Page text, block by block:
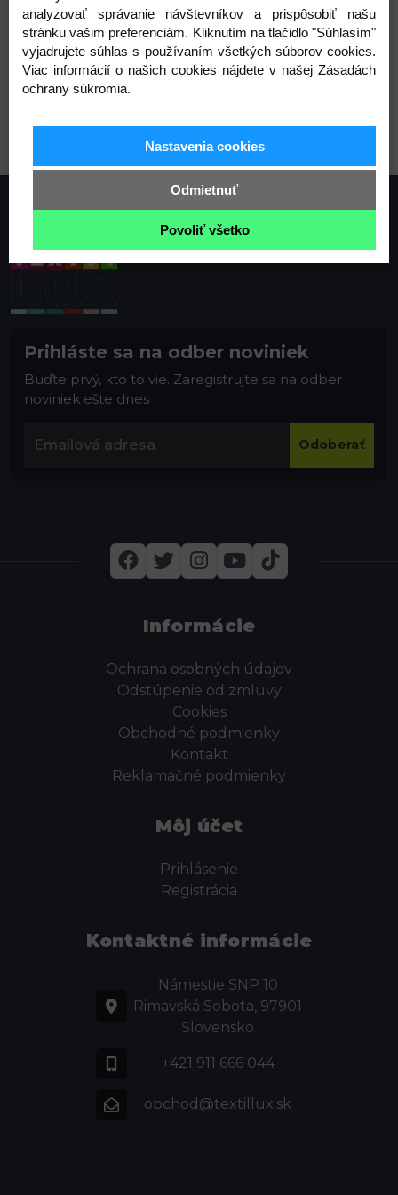
Prihláste sa na odber noviniek
Buďte prvý, kto to vie. Zaregistrujte sa na odber
noviniek ešte dnes
Odoberať
Informácie
Ochrana osobných údajov
Odstúpenie od zmluvy
Cookies
Obchodné podmienky
Kontakt
Reklamačné podmienky
Môj účet
Prihlásenie
Registrácia
Kontaktné informácie
Námestie SNP 10
Rimavská Sobota, 97901
Slovensko
+421 911 666 044
obchod@textillux.sk
analyzovať správanie návštevníkov a prispôsobiť našu
stránku vašim preferenciám. Kliknutím na tlačidlo "Súhlasím"
vyjadrujete súhlas s používaním všetkých súborov cookies.
Viac informácií o našich cookies nájdete v našej Zásadách
ochrany súkromia.
Nastavenia cookies
Odmietnuť
Povoliť všetko